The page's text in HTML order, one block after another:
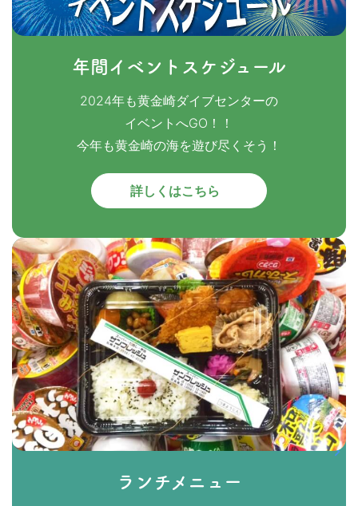
年間イベントスケジュール
2024年も黄金崎ダイブセンターの
イベントへGO！！
今年も黄金崎の海を遊び尽くそう！
詳しくはこちら
ランチメニュー